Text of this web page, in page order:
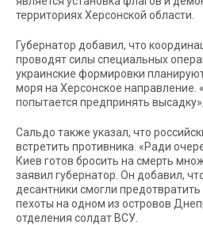
территориях Херсонской области.
Губернатор добавил, что
проводят силы специальных
украинские формировки
моря на Херсонское направление.
попытается предпринять
Сальдо также указал, что
встретить противника. «Ради
Киев готов бросить на смерть
заявил губернатор. Он добавил,
десантники смогли
пехоты на одном из островов
отделения солдат ВСУ.